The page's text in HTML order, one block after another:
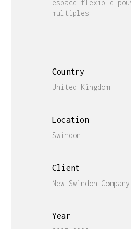
espace flexible
multiples.
Country
United Kingdom
Location
Swindon
Client
New Swindon Company
Year